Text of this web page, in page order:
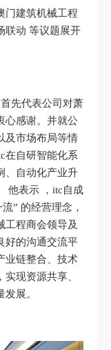
门建筑机械工程
联动 等议题展开
先代表公司对萧
心感谢。并就公
及市场布局等情
在自研智能化系
、自动化产业升
他表示 ，itc自成
” 的经营理念，
工程商会领导及
好的沟通交流平
业链整合、技术
现资源共享、
展。